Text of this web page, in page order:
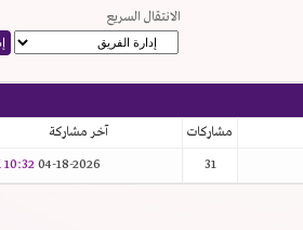
الانتقال السريع
مشاركات
آخر مشاركة
31
04-18-2026
10:32 PM